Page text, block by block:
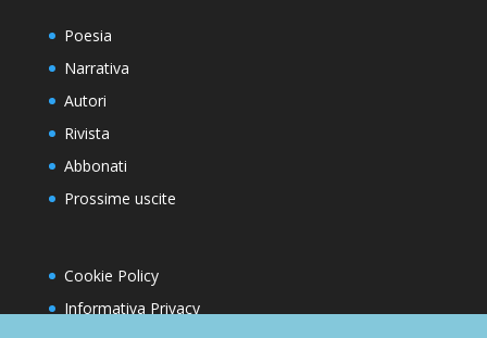
Poesia
Narrativa
Autori
Rivista
Abbonati
Prossime uscite
Cookie Policy
Informativa Privacy